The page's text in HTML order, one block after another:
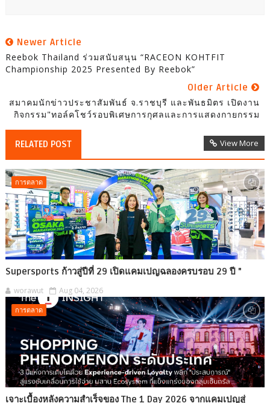
Newer Article
Reebok Thailand ร่วมสนับสนุน “RACEON KOHTFIT
Championship 2025 Presented By Reebok”
Older Article
สมาคมนักข่าวประชาสัมพันธ์ จ.ราชบุรี และพันธมิตร เปิดงาน
กิจกรรม"ทอล์คโชว์รอบพิเศษการกุศลและการแสดงกายกรรม
RELATED POST View More
การตลาด
Supersports ก้าวสู่ปีที่ 29 เปิดแคมเปญฉลองครบรอบ 29 ปี "
worawut Aug 04, 2026
การตลาด
เจาะเบื้องหลังความสำเร็จของ The 1 Day 2026 จากแคมเปญสู่